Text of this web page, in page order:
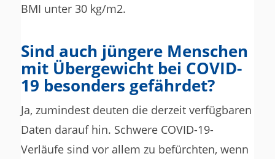
BMI unter 30 kg/m2.
Sind auch jüngere Menschen
mit Übergewicht bei COVID-
19 besonders gefährdet?
Ja, zumindest deuten die derzeit verfügbaren
Daten darauf hin. Schwere COVID-19-
Verläufe sind vor allem zu befürchten, wenn